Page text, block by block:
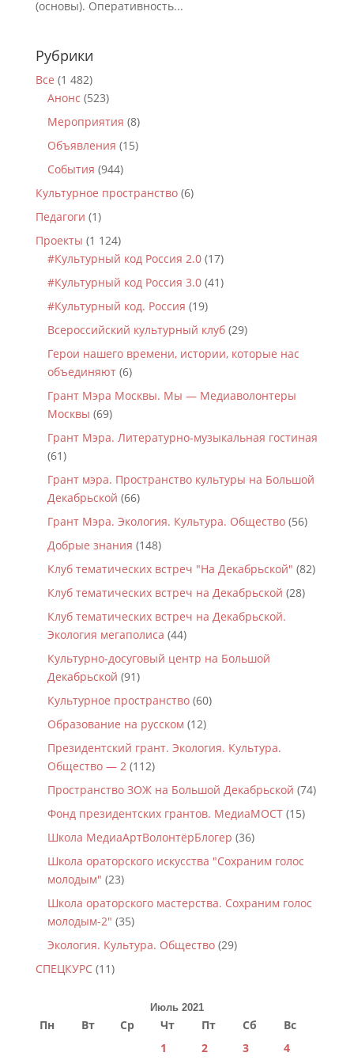
(основы). Оперативность...
Рубрики
Все (1 482)
Анонс (523)
Мероприятия (8)
Объявления (15)
События (944)
Культурное пространство(6)
Педагоги (1)
Проекты (1 124)
#Культурный код Россия 2.0(17)
#Культурный код Россия 3.0(41)
#Культурный код. Россия (19)
Всероссийский культурный клуб(29)
Герои нашего времени, истории, которые нас
объединяют(6)
Грант Мэра Москвы. Мы — Медиаволонтеры
Москвы (69)
Грант Мэра. Литературно-музыкальная гостиная
(61)
Грант мэра. Пространство культуры на Большой
Декабрьской (66)
Грант Мэра. Экология. Культура. Общество(56)
Добрые знания (148)
Клуб тематических встреч "На Декабрьской" (82)
Клуб тематических встреч на Декабрьской (28)
Клуб тематических встреч на Декабрьской.
Экология мегаполиса (44)
Культурно-досуговый центр на Большой
Декабрьской (91)
Культурное пространство(60)
Образование на русском (12)
Президентский грант. Экология. Культура.
Общество — 2(112)
Пространство ЗОЖ на Большой Декабрьской (74)
Фонд президентских грантов. МедиаМОСТ(15)
Школа МедиаАртВолонтёрБлогер (36)
Школа ораторского искусства "Сохраним голос
молодым" (23)
Школа ораторского мастерства. Сохраним голос
молодым-2" (35)
Экология. Культура. Общество(29)
СПЕЦКУРС(11)
Июль 2021
Пн Вт Ср Чт Пт Сб
Вс
1
2 3
4